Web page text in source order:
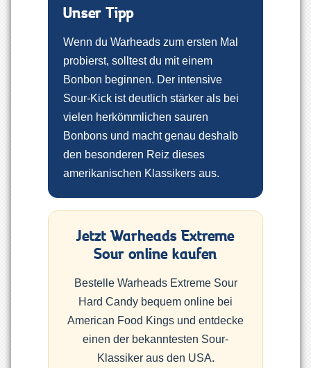
Unser Tipp
Wenn du Warheads zum ersten Mal
probierst, solltest du mit einem
Bonbon beginnen. Der intensive
Sour-Kick ist deutlich stärker als bei
vielen herkömmlichen sauren
Bonbons und macht genau deshalb
den besonderen Reiz dieses
amerikanischen Klassikers aus.
Jetzt Warheads Extreme
Sour online kaufen
Bestelle Warheads Extreme Sour
Hard Candy bequem online bei
American Food Kings und entdecke
einen der bekanntesten Sour-
Klassiker aus den USA.